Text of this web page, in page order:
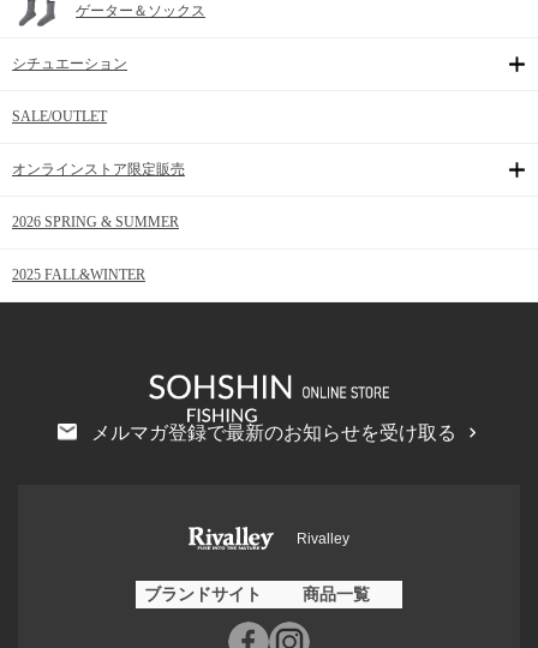
ゲーター＆ソックス
シチュエーション
SALE/OUTLET
オンラインストア限定販売
2026 SPRING & SUMMER
2025 FALL&WINTER
メルマガ登録で最新のお知らせを受け取る
Rivalley
ブランドサイト 商品一覧